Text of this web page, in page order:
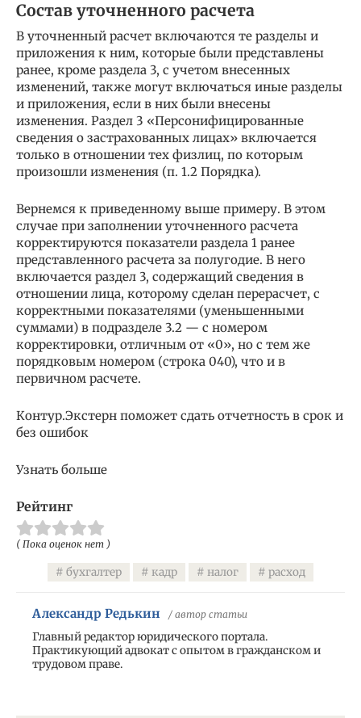
Состав уточненного расчета
В уточненный расчет включаются те разделы и
приложения к ним, которые были представлены
ранее, кроме раздела 3, с учетом внесенных
изменений, также могут включаться иные разделы
и приложения, если в них были внесены
изменения. Раздел 3 «Персонифицированные
сведения о застрахованных лицах» включается
только в отношении тех физлиц, по которым
произошли изменения (п. 1.2 Порядка).
Вернемся к приведенному выше примеру. В этом
случае при заполнении уточненного расчета
корректируются показатели раздела 1 ранее
представленного расчета за полугодие. В него
включается раздел 3, содержащий сведения в
отношении лица, которому сделан перерасчет, с
корректными показателями (уменьшенными
суммами) в подразделе 3.2 — с номером
корректировки, отличным от «0», но с тем же
порядковым номером (строка 040), что и в
первичном расчете.
Контур.Экстерн поможет сдать отчетность в срок и
без ошибок
Узнать больше
Рейтинг
( Пока оценок нет )
бухгалтер кадр налог расход
Александр Редькин / автор статьи
Главный редактор юридического портала.
Практикующий адвокат с опытом в гражданском и
трудовом праве.